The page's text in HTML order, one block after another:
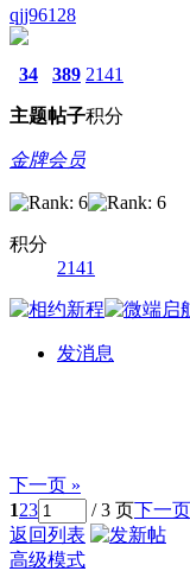
qjj96128
34
主题
389
帖子
2141
积分
金牌会员
积分
2141
发消息
下一页 »
123 / 3 页下一页
返回列表
高级模式